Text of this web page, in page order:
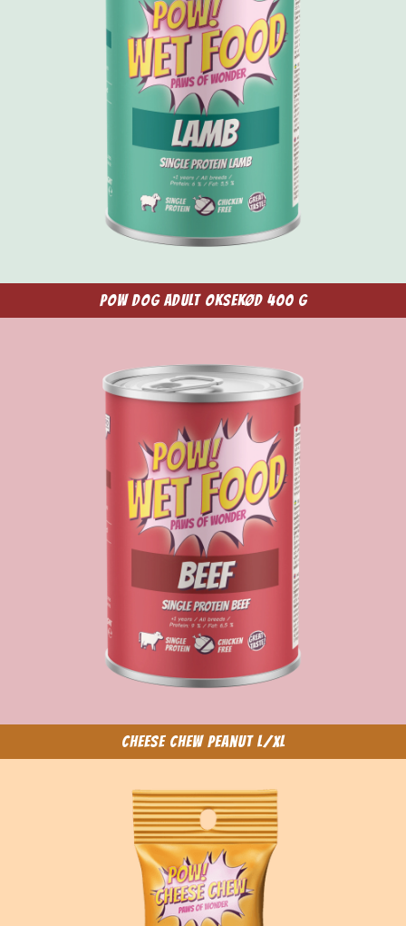
POW Dog Adult Oksekød 400 g
Cheese Chew Peanut L/XL